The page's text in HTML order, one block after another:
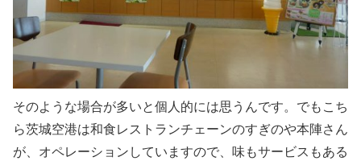
そのような場合が多いと個人的には思うんです。でもこち
ら茨城空港は和食レストランチェーンのすぎのや本陣さん
が、オペレーションしていますので、味もサービスもある